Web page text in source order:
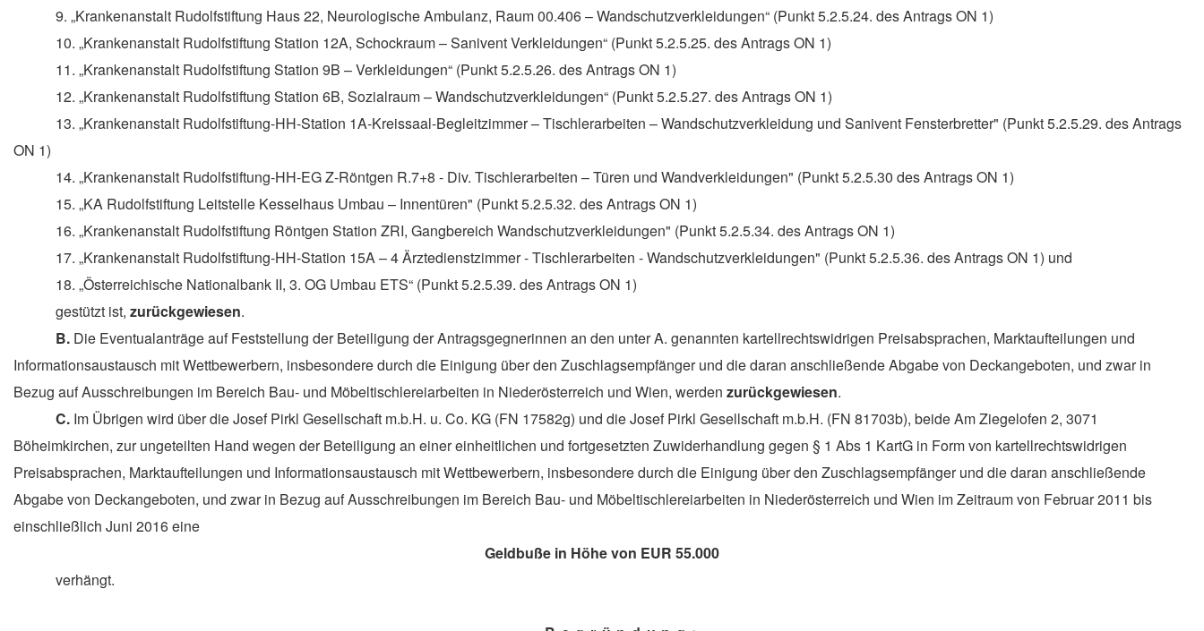
9. „Krankenanstalt Rudolfstiftung Haus 22, Neurologische Ambulanz, Raum 00.406 – Wandschutzverkleidungen“ (Punkt 5.2.5.24. des Antrags ON 1)
10. „Krankenanstalt Rudolfstiftung Station 12A, Schockraum – Sanivent Verkleidungen“ (Punkt 5.2.5.25. des Antrags ON 1)
11. „Krankenanstalt Rudolfstiftung Station 9B – Verkleidungen“ (Punkt 5.2.5.26. des Antrags ON 1)
12. „Krankenanstalt Rudolfstiftung Station 6B, Sozialraum – Wandschutzverkleidungen“ (Punkt 5.2.5.27. des Antrags ON 1)
13. „Krankenanstalt Rudolfstiftung-HH-Station 1A-Kreissaal-Begleitzimmer – Tischlerarbeiten – Wandschutzverkleidung und Sanivent Fensterbretter" (Punkt 5.2.5.29. des Antrags
ON 1)
14. „Krankenanstalt Rudolfstiftung-HH-EG Z-Röntgen R.7+8 - Div. Tischlerarbeiten – Türen und Wandverkleidungen" (Punkt 5.2.5.30 des Antrags ON 1)
15. „KA Rudolfstiftung Leitstelle Kesselhaus Umbau – Innentüren" (Punkt 5.2.5.32. des Antrags ON 1)
16. „Krankenanstalt Rudolfstiftung Röntgen Station ZRI, Gangbereich Wandschutzverkleidungen" (Punkt 5.2.5.34. des Antrags ON 1)
17. „Krankenanstalt Rudolfstiftung-HH-Station 15A – 4 Ärztedienstzimmer - Tischlerarbeiten - Wandschutzverkleidungen" (Punkt 5.2.5.36. des Antrags ON 1) und
18. „Österreichische Nationalbank II, 3. OG Umbau ETS“ (Punkt 5.2.5.39. des Antrags ON 1)
gestützt ist,zurückgewiesen.
B. Die Eventualanträge auf Feststellung der Beteiligung der Antragsgegnerinnen an den unter A. genannten kartellrechtswidrigen Preisabsprachen, Marktaufteilungen und
Informationsaustausch mit Wettbewerbern, insbesondere durch die Einigung über den Zuschlagsempfänger und die daran anschließende Abgabe von Deckangeboten, und zwar in
Bezug auf Ausschreibungen im Bereich Bau- und Möbeltischlereiarbeiten in Niederösterreich und Wien, werden zurückgewiesen.
C. Im Übrigen wird über die Josef Pirkl Gesellschaft m.b.H. u. Co. KG (FN 17582g) und die Josef Pirkl Gesellschaft m.b.H. (FN 81703b), beide Am Ziegelofen 2, 3071
Böheimkirchen, zur ungeteilten Hand wegen der Beteiligung an einer einheitlichen und fortgesetzten Zuwiderhandlung gegen § 1 Abs 1 KartG in Form von kartellrechtswidrigen
Preisabsprachen, Marktaufteilungen und Informationsaustausch mit Wettbewerbern, insbesondere durch die Einigung über den Zuschlagsempfänger und die daran anschließende
Abgabe von Deckangeboten, und zwar in Bezug auf Ausschreibungen im Bereich Bau- und Möbeltischlereiarbeiten in Niederösterreich und Wien im Zeitraum von Februar 2011 bis
einschließlich Juni 2016 eine
Geldbuße in Höhe von EUR 55.000
verhängt.